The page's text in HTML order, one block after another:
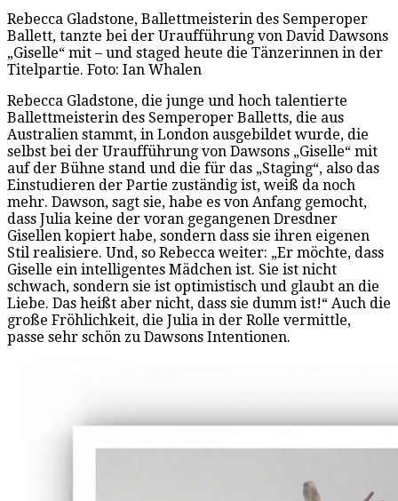
Rebecca Gladstone, Ballettmeisterin des Semperoper
Ballett, tanzte bei der Uraufführung von David Dawsons
„Giselle“ mit – und staged heute die Tänzerinnen in der
Titelpartie. Foto: Ian Whalen
Rebecca Gladstone, die junge und hoch talentierte
Ballettmeisterin des Semperoper Balletts, die aus
Australien stammt, in London ausgebildet wurde, die
selbst bei der Uraufführung von Dawsons „Giselle“ mit
auf der Bühne stand und die für das „Staging“, also das
Einstudieren der Partie zuständig ist, weiß da noch
mehr. Dawson, sagt sie, habe es von Anfang gemocht,
dass Julia keine der voran gegangenen Dresdner
Gisellen kopiert habe, sondern dass sie ihren eigenen
Stil realisiere. Und, so Rebecca weiter: „Er möchte, dass
Giselle ein intelligentes Mädchen ist. Sie ist nicht
schwach, sondern sie ist optimistisch und glaubt an die
Liebe. Das heißt aber nicht, dass sie dumm ist!“ Auch die
große Fröhlichkeit, die Julia in der Rolle vermittle,
passe sehr schön zu Dawsons Intentionen.